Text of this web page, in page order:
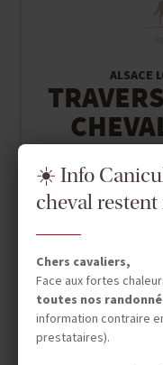
ALSACE
☀️ Info
cheval
Chers cavaliers,
Face aux fortes
toutes nos
information contraire
prestataires).